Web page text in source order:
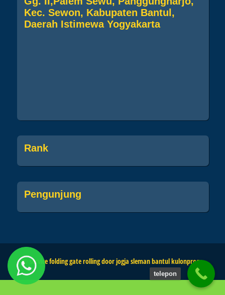
Kec. Sewon, Kabupaten Bantul,
Daerah Istimewa Yogyakarta
Rank
Pengunjung
© service folding gate rolling door jogja sleman bantul kulonprogo
telepon